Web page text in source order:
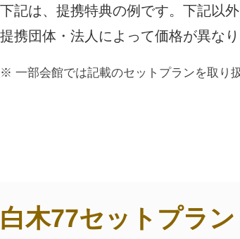
ご利用されたお客様の声
下記は、提携特典の例です。下記以
提携団体・法人によって価格が異な
一部会館では記載のセットプランを取り
白木77セットプラン